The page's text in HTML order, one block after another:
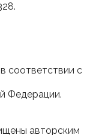
соответствии с
Федерации.
авторским